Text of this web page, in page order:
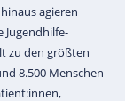
agieren
Jugendhilfe-
zu den größten
8.500 Menschen